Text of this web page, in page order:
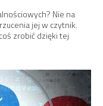
Nie na
jej w czytnik.
zrobić dzięki tej